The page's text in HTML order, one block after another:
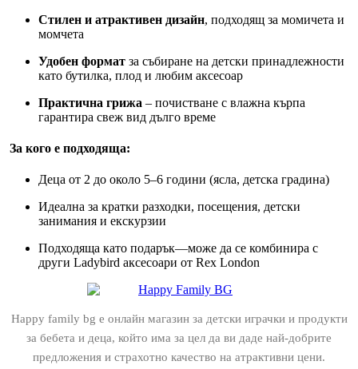
Стилен и атрактивен дизайн, подходящ за момичета и
момчета
Удобен формат за събиране на детски принадлежности
като бутилка, плод и любим аксесоар
Практична грижа – почистване с влажна кърпа
гарантира свеж вид дълго време
За кого е подходяща:
Деца от 2 до около 5–6 години (ясла, детска градина)
Идеална за кратки разходки, посещения, детски
занимания и екскурзии
Подходяща като подарък—може да се комбинира с
други Ladybird аксесоари от Rex London
Happy family bg е онлайн магазин за детски играчки и продукти
за бебета и деца, който има за цел да ви даде най-добрите
предложения и страхотно качество на атрактивни цени.